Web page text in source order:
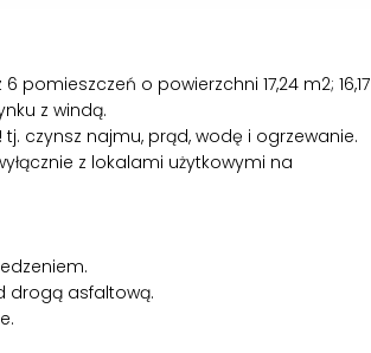
pomieszczeń o powierzchni 17,24 m2; 16,17
z windą.
tj. czynsz najmu, prąd, wodę i ogrzewanie.
z lokalami użytkowymi na
drogą asfaltową.